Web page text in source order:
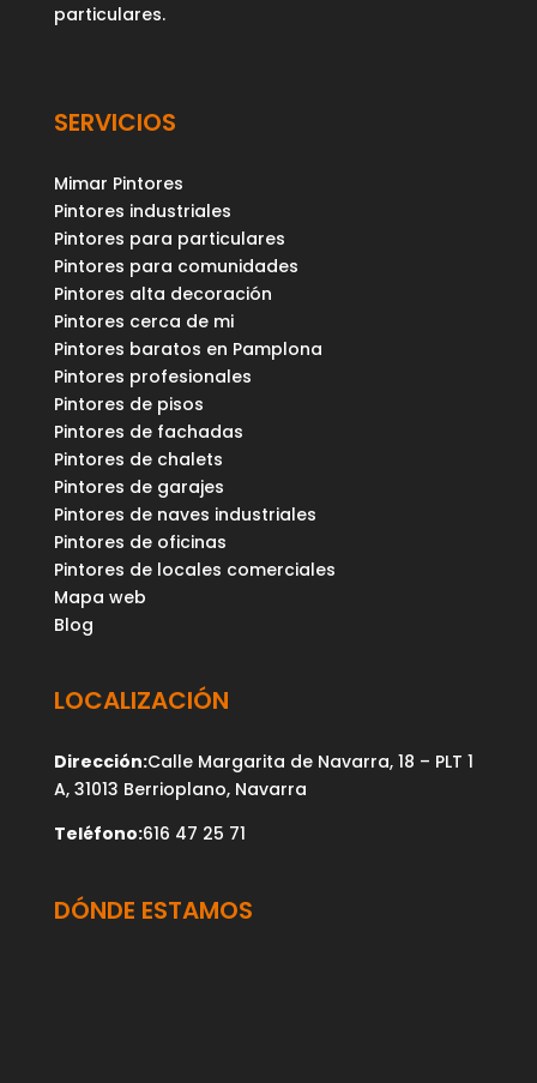
particulares.
SERVICIOS
Mimar Pintores
Pintores industriales
Pintores para particulares
Pintores para comunidades
Pintores alta decoración
Pintores cerca de mi
Pintores baratos en Pamplona
Pintores profesionales
Pintores de pisos
Pintores de fachadas
Pintores de chalets
Pintores de garajes
Pintores de naves industriales
Pintores de oficinas
Pintores de locales comerciales
Mapa web
Blog
LOCALIZACIÓN
Dirección:Calle Margarita de Navarra, 18 – PLT 1
A, 31013 Berrioplano, Navarra
Teléfono:616 47 25 71
DÓNDE ESTAMOS